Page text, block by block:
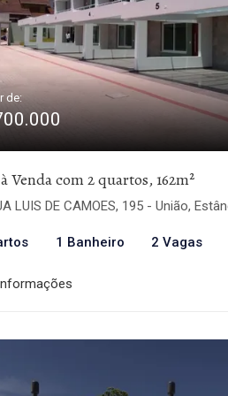
de:
Venda com 2 quartos, 162m²
LUIS DE CAMOES, 195 - União,
1 Banheiro 2 Vagas